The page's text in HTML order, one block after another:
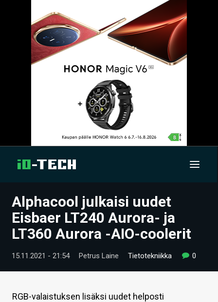
UUTISET
ARTIKKELIT
VIDEOT
TECHBBS
TIETOA
Alphacool julkaisi uudet
Eisbaer LT240 Aurora- ja
LT360 Aurora -AIO-coolerit
15.11.2021 - 21:54 Petrus Laine Tietotekniikka 0
RGB-valaistuksen lisäksi uudet helposti